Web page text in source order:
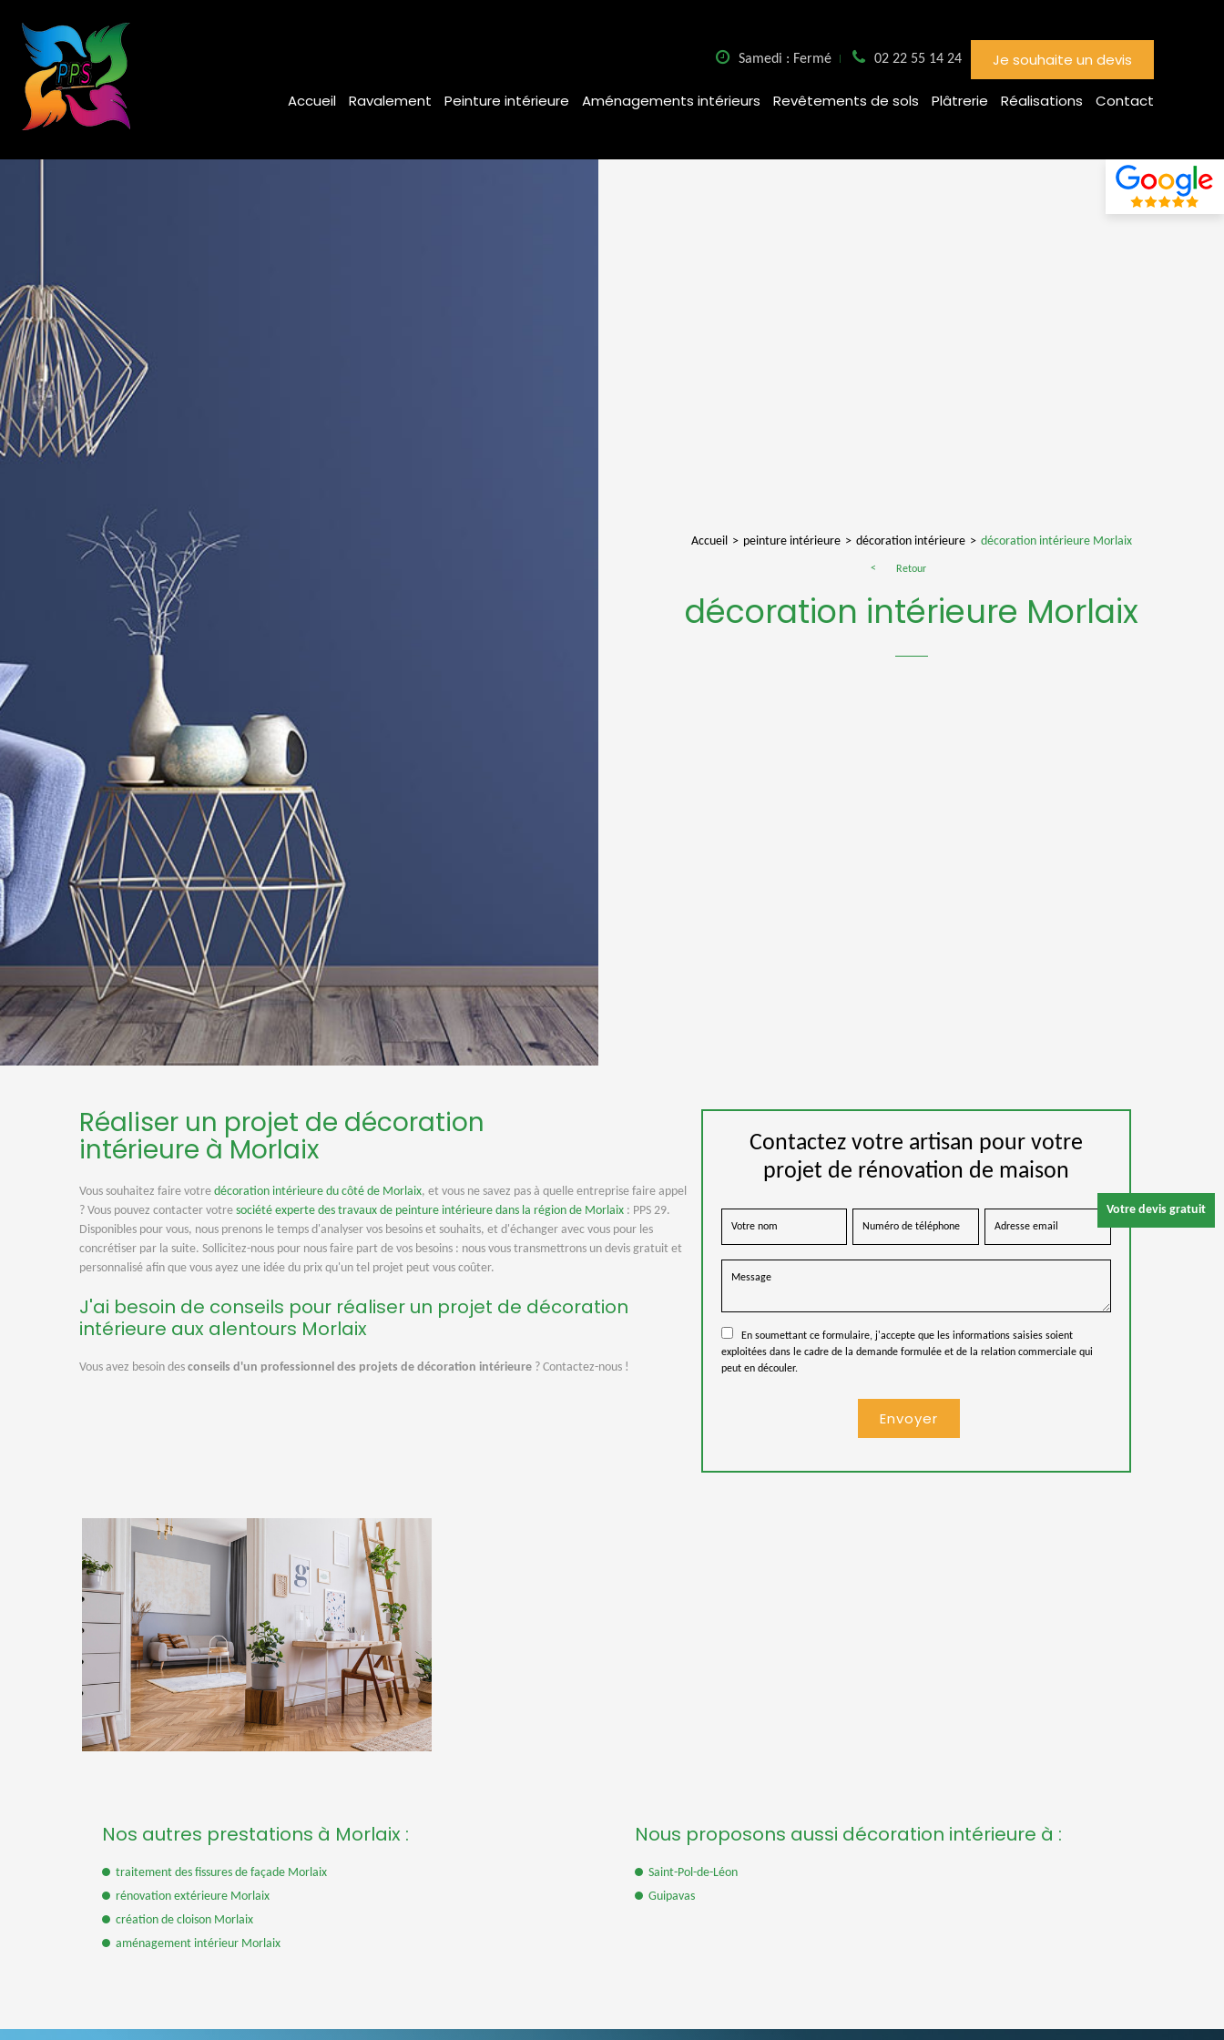
Samedi : Fermé 02 22 55 14 24 Je souhaite un devis
Accueil Ravalement Peinture intérieure Aménagements intérieurs Revêtements de sols Plâtrerie Réalisations Contact
Accueil peinture intérieure décoration intérieure décoration intérieure Morlaix
Retour
décoration intérieure Morlaix
Réaliser un projet de décoration
intérieure à Morlaix
Vous souhaitez faire votre décoration intérieure du côté de Morlaix, et vous ne savez pas à quelle entreprise faire appel
? Vous pouvez contacter votre société experte des travaux de peinture intérieure dans la région de Morlaix : PPS 29.
Disponibles pour vous, nous prenons le temps d'analyser vos besoins et souhaits, et d'échanger avec vous pour les
concrétiser par la suite. Sollicitez-nous pour nous faire part de vos besoins : nous vous transmettrons un devis gratuit et
personnalisé afin que vous ayez une idée du prix qu'un tel projet peut vous coûter.
J'ai besoin de conseils pour réaliser un projet de décoration
intérieure aux alentours Morlaix
Vous avez besoin des conseils d'un professionnel des projets de décoration intérieure ? Contactez-nous !
Contactez votre artisan pour votre
projet de rénovation de maison
En soumettant ce formulaire, j'accepte que les informations saisies soient
exploitées dans le cadre de la demande formulée et de la relation commerciale qui
peut en découler.
Nos autres prestations à Morlaix :
traitement des fissures de façade Morlaix
rénovation extérieure Morlaix
création de cloison Morlaix
aménagement intérieur Morlaix
Nous proposons aussi décoration intérieure à :
Saint-Pol-de-Léon
Guipavas
Votre devis gratuit